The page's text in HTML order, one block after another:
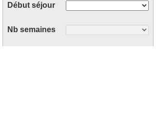
Début séjour
Nb semaines